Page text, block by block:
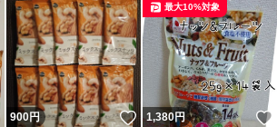
いいね！
900円 いいね！
1,380円
最大10%対象